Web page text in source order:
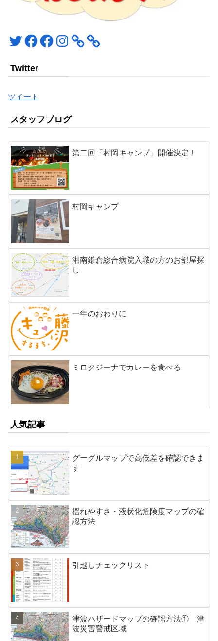
TwitterFacebookFacebookInstagram
Twitter
ツイート
スタッフブログ
第二回「村岡キャンプ」開催決定！
村岡キャンプ
湘南鎌倉総合病院入職の方のお部屋探
し
一年のおわりに
ミロクジーナでカレーを食べる
人気記事
グーグルマップで高低差を確認できま
す
揺れやすさ・液状化危険度マップの確
認方法
引越しチェックリスト
津波ハザードマップの確認方法① 津
波災害警戒区域